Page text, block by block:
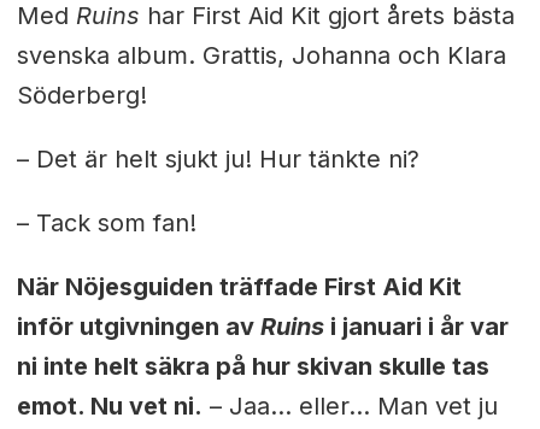
Med Ruins har First Aid Kit gjort årets bästa
svenska album. Grattis, Johanna och Klara
Söderberg!
– Det är helt sjukt ju! Hur tänkte ni?
– Tack som fan!
När Nöjesguiden träffade First Aid Kit
inför utgivningen av Ruinsi januari i år var
ni inte helt säkra på hur skivan skulle tas
emot. Nu vet ni. –Jaa… eller… Man vet ju